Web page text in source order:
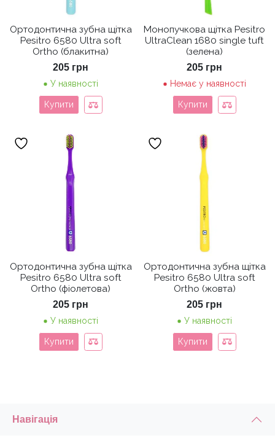
Ортодонтична зубна щітка
Pesitro 6580 Ultra soft
Ortho (блакитна)
205 грн
У наявності
Купити
Монопучкова щітка Pesitro
UltraClean 1680 single tuft
(зелена)
205 грн
Немає у наявності
Купити
Ортодонтична зубна щітка
Pesitro 6580 Ultra soft
Ortho (фіолетова)
205 грн
У наявності
Купити
Ортодонтична зубна щітка
Pesitro 6580 Ultra soft
Ortho (жовта)
205 грн
У наявності
Купити
Навігація